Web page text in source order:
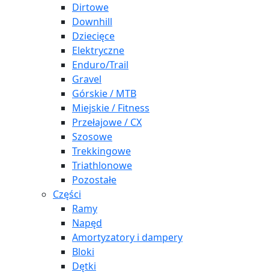
Dirtowe
Downhill
Dziecięce
Elektryczne
Enduro/Trail
Gravel
Górskie / MTB
Miejskie / Fitness
Przełajowe / CX
Szosowe
Trekkingowe
Triathlonowe
Pozostałe
Części
Ramy
Napęd
Amortyzatory i dampery
Bloki
Dętki